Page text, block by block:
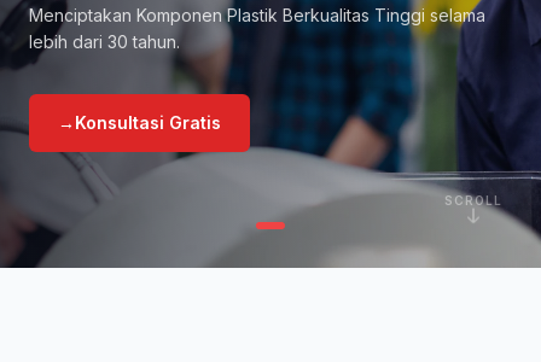
Menciptakan Komponen Plastik Berkualitas Tinggi selama
lebih dari 30 tahun.
→ Konsultasi Gratis
SCROLL